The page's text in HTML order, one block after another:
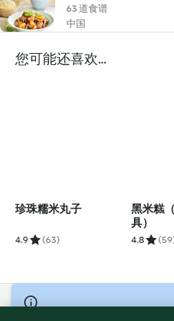
63 道食谱
中国
您可能还喜欢...
珍珠糯米丸子
4.9 (63)
黑米糕
具）
4.8
© Copyright 2021-2023 福维克信息